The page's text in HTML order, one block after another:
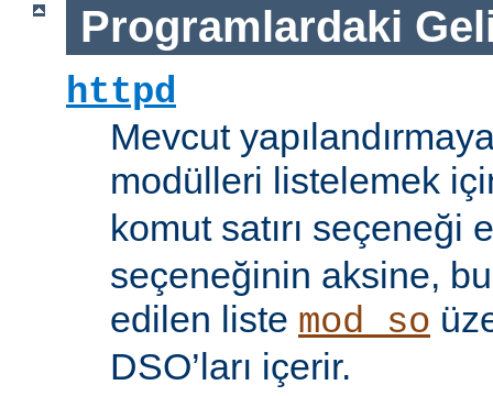
Programlardaki
httpd
Mevcut
modülleri listelemek
komut satırı seçeneği
seçeneğinin aksine,
edilen liste mod_so
DSO’ları içerir.